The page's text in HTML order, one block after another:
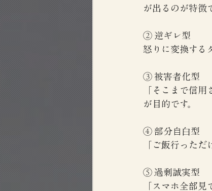
が出るのが特徴
② 逆ギレ型
怒りに変換する
③ 被害者化型
「そこまで信
が目的です。
④ 部分自白型
「ご飯行っただ
⑤ 過剰誠実型
「スマホ全部